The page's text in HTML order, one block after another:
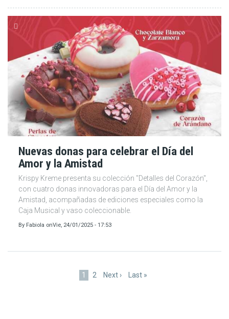
Nuevas donas para celebrar el Día del
Amor y la Amistad
Krispy Kreme presenta su colección "Detalles del Corazón",
con cuatro donas innovadoras para el Día del Amor y la
Amistad, acompañadas de ediciones especiales como la
Caja Musical y vaso coleccionable.
By Fabiola onVie, 24/01/2025 - 17:53
Página
1 Page
2
Siguiente
Next ›
Última
Last »